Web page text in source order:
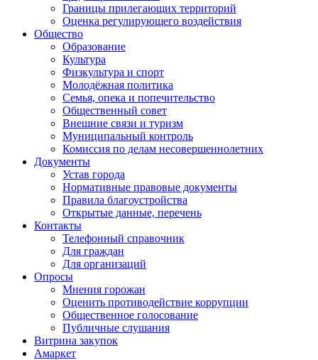
Границы прилегающих территорий
Оценка регулирующего воздействия
Общество
Образование
Культура
Физкультура и спорт
Молодёжная политика
Семья, опека и попечительство
Общественный совет
Внешние связи и туризм
Муниципальный контроль
Комиссия по делам несовершеннолетних
Документы
Устав города
Нормативные правовые документы
Правила благоустройства
Открытые данные, перечень
Контакты
Телефонный справочник
Для граждан
Для организаций
Опросы
Мнения горожан
Оценить противодействие коррупции
Общественное голосование
Публичные слушания
Витрина закупок
Амаркет